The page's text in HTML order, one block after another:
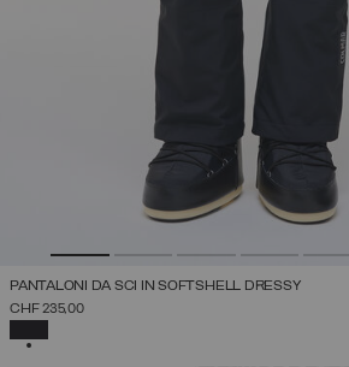
PANTALONI DA SCI IN SOFTSHELL DRESSY
CHF 235,00